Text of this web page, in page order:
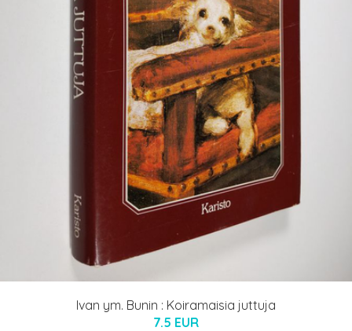
Ivan ym. Bunin : Koiramaisia juttuja
7.5 EUR